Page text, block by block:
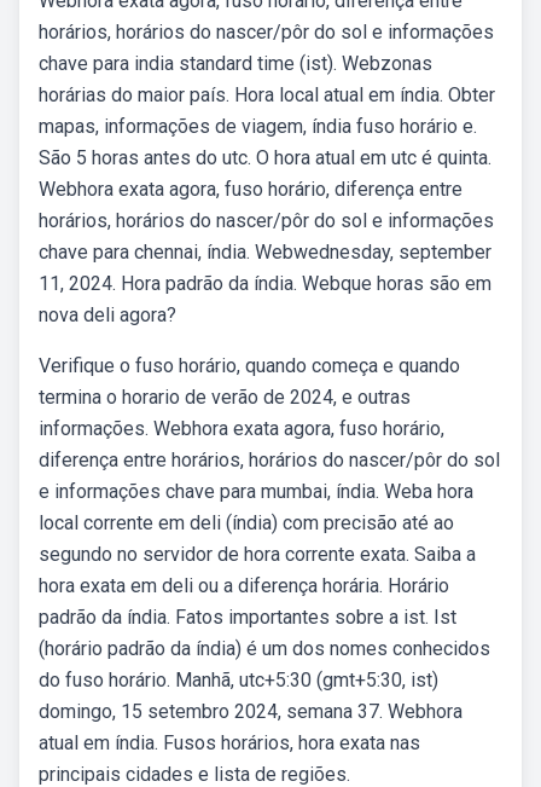
horários, horários do nascer/pôr do sol e informações
chave para india standard time (ist). Webzonas
horárias do maior país. Hora local atual em índia. Obter
mapas, informações de viagem, índia fuso horário e.
São 5 horas antes do utc. O hora atual em utc é quinta.
Webhora exata agora, fuso horário, diferença entre
horários, horários do nascer/pôr do sol e informações
chave para chennai, índia. Webwednesday, september
11, 2024. Hora padrão da índia. Webque horas são em
nova deli agora?
Verifique o fuso horário, quando começa e quando
termina o horario de verão de 2024, e outras
informações. Webhora exata agora, fuso horário,
diferença entre horários, horários do nascer/pôr do sol
e informações chave para mumbai, índia. Weba hora
local corrente em deli (índia) com precisão até ao
segundo no servidor de hora corrente exata. Saiba a
hora exata em deli ou a diferença horária. Horário
padrão da índia. Fatos importantes sobre a ist. Ist
(horário padrão da índia) é um dos nomes conhecidos
do fuso horário. Manhã, utc+5:30 (gmt+5:30, ist)
domingo, 15 setembro 2024, semana 37. Webhora
atual em índia. Fusos horários, hora exata nas
principais cidades e lista de regiões.